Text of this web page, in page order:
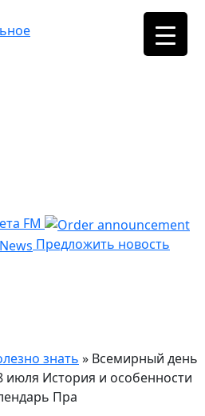
FM
Предложить новость
знать » Всемирный день
июля История и особенности
Пра